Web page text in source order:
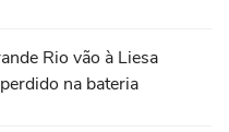
Rio vão à Liesa
na bateria